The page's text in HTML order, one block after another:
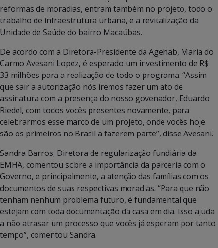
reformas de moradias, entram também no projeto, todo o
trabalho de infraestrutura urbana, e a revitalização da
Unidade de Saúde do bairro Macaúbas.
De acordo com a Diretora-Presidente da Agehab, Maria do
Carmo Avesani Lopez, é esperado um investimento de R$
33 milhões para a realização de todo o programa. “Assim
que sair a autorização nós iremos fazer um ato de
assinatura com a presença do nosso govenador, Eduardo
Riedel, com todos vocês presentes novamente, para
celebrarmos esse marco de um projeto, onde vocês hoje
são os primeiros no Brasil a fazerem parte”, disse Avesani.
Sandra Barros, Diretora de regularização fundiária da
EMHA, comentou sobre a importância da parceria com o
Governo, e principalmente, a atenção das famílias com os
documentos de suas respectivas moradias. “Para que não
tenham nenhum problema futuro, é fundamental que
estejam com toda documentação da casa em dia. Isso ajuda
a não atrasar um processo que vocês já esperam por tanto
tempo”, comentou Sandra.